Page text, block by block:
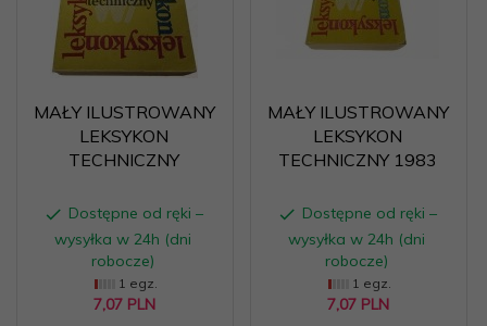
MAŁY ILUSTROWANY
LEKSYKON
TECHNICZNY
Dostępne od ręki –
wysyłka w 24h (dni
robocze)
1 egz.
7,07 PLN
MAŁY ILUSTROWANY
LEKSYKON
TECHNICZNY 1983
Dostępne od ręki –
wysyłka w 24h (dni
robocze)
1 egz.
7,07 PLN